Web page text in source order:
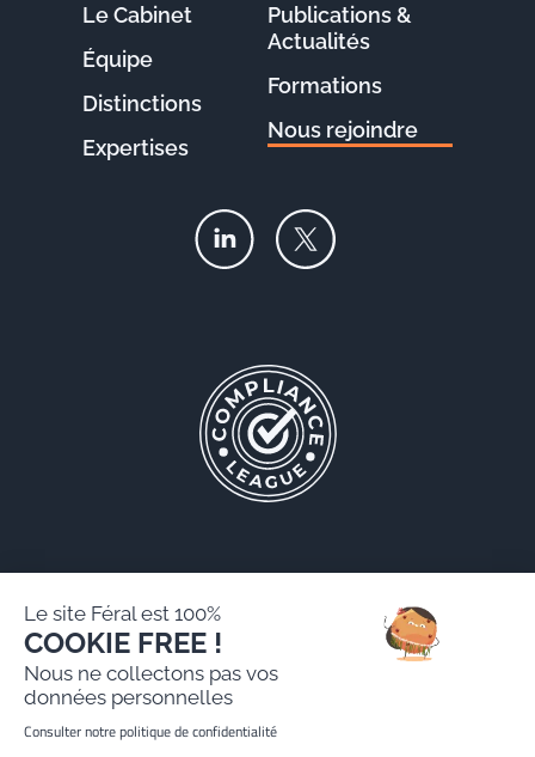
Le Cabinet
Équipe
Distinctions
Expertises
Publications &
Actualités
Formations
Nous rejoindre
Mentions légales
Politique de protection des données personnelles
Le site Féral est 100%
COOKIE FREE !
Nous ne collectons pas vos
données personnelles
Consulter notre politique de confidentialité